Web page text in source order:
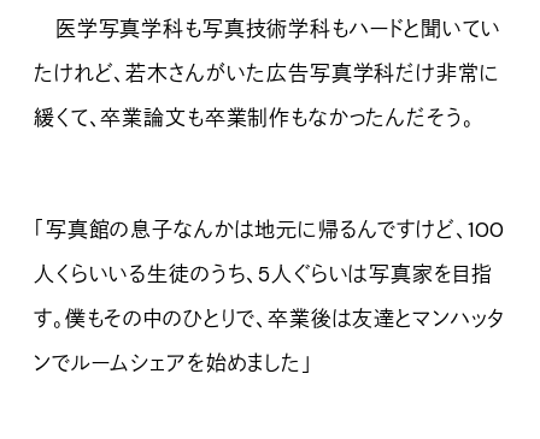
医学写真学科も写真技術学科もハードと聞いてい
たけれど、若木さんがいた広告写真学科だけ非常に
緩くて、卒業論文も卒業制作もなかったんだそう。
「写真館の息子なんかは地元に帰るんですけど、100
人くらいいる生徒のうち、5人ぐらいは写真家を目指
す。僕もその中のひとりで、卒業後は友達とマンハッタ
ンでルームシェアを始めました」